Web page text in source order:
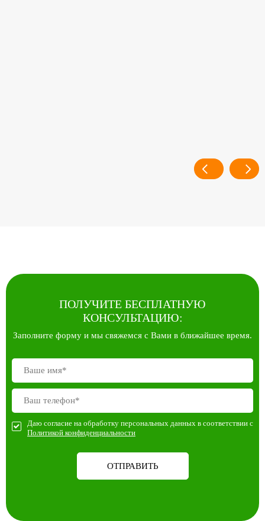
ПОЛУЧИТЕ БЕСПЛАТНУЮ
КОНСУЛЬТАЦИЮ:
Заполните форму и мы свяжемся с Вами в ближайшее время.
Даю согласие на обработку персональных данных в соответствии с
Политикой конфиденциальности
ОТПРАВИТЬ